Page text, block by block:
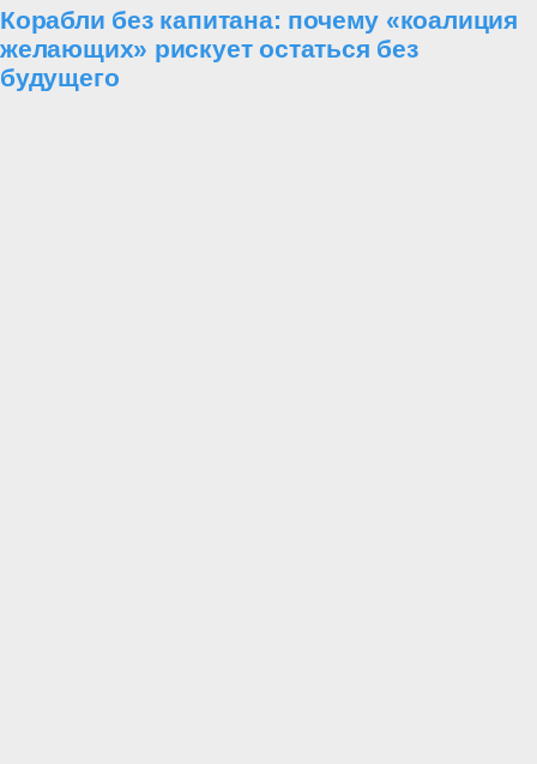
Корабли без капитана: почему «коалиция
желающих» рискует остаться без
будущего